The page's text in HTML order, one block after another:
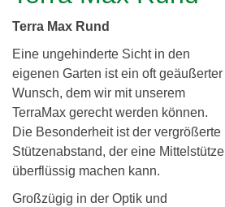
d
i
n
g
G
b
R
Terra Max Rund
Eine ungehinderte Sicht in den
eigenen Garten ist ein oft geäußerter
Wunsch, dem wir mit unserem
TerraMax gerecht werden können.
Die Besonderheit ist der vergrößerte
Stützenabstand, der eine Mittelstütze
überflüssig machen kann.
Großzügig in der Optik und